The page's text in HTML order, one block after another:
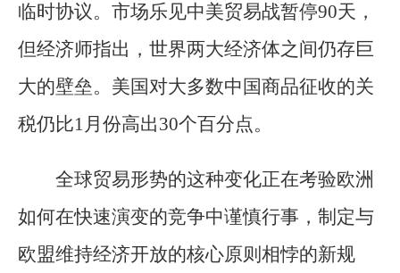
临时协议。市场乐见中美贸易战暂停90天，
但经济师指出，世界两大经济体之间仍存巨
大的壁垒。美国对大多数中国商品征收的关
税仍比1月份高出30个百分点。
全球贸易形势的这种变化正在考验欧洲
如何在快速演变的竞争中谨慎行事，制定与
欧盟维持经济开放的核心原则相悖的新规